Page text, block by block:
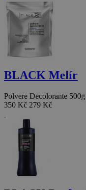
BLACK Melír
Polvere Decolorante
350 Kč 279 Kč